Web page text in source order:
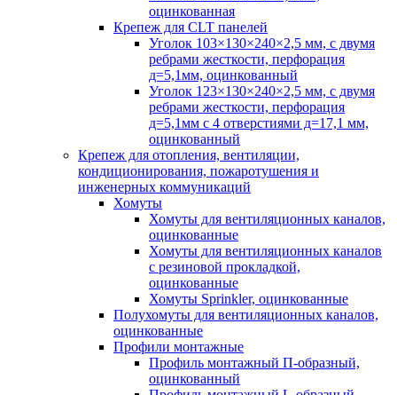
оцинкованная
Крепеж для CLT панелей
Уголок 103×130×240×2,5 мм, с двумя
ребрами жесткости, перфорация
д=5,1мм, оцинкованный
Уголок 123×130×240×2,5 мм, с двумя
ребрами жесткости, перфорация
д=5,1мм с 4 отверстиями д=17,1 мм,
оцинкованный
Крепеж для отопления, вентиляции,
кондиционирования, пожаротушения и
инженерных коммуникаций
Хомуты
Хомуты для вентиляционных каналов,
оцинкованные
Хомуты для вентиляционных каналов
с резиновой прокладкой,
оцинкованные
Хомуты Sprinkler, оцинкованные
Полухомуты для вентиляционных каналов,
оцинкованные
Профили монтажные
Профиль монтажный П-образный,
оцинкованный